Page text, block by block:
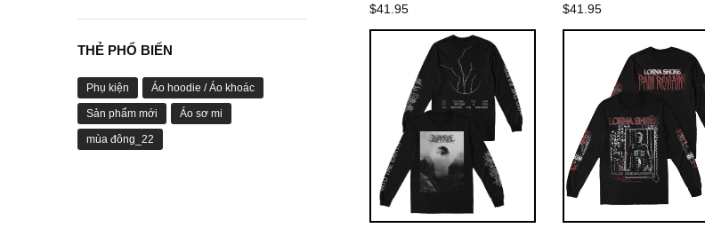
$41.95 $41.95
THẺ PHỔ BIẾN
Phụ kiện Áo hoodie / Áo khoác
Sản phẩm mới Áo sơ mi
mùa đông_22